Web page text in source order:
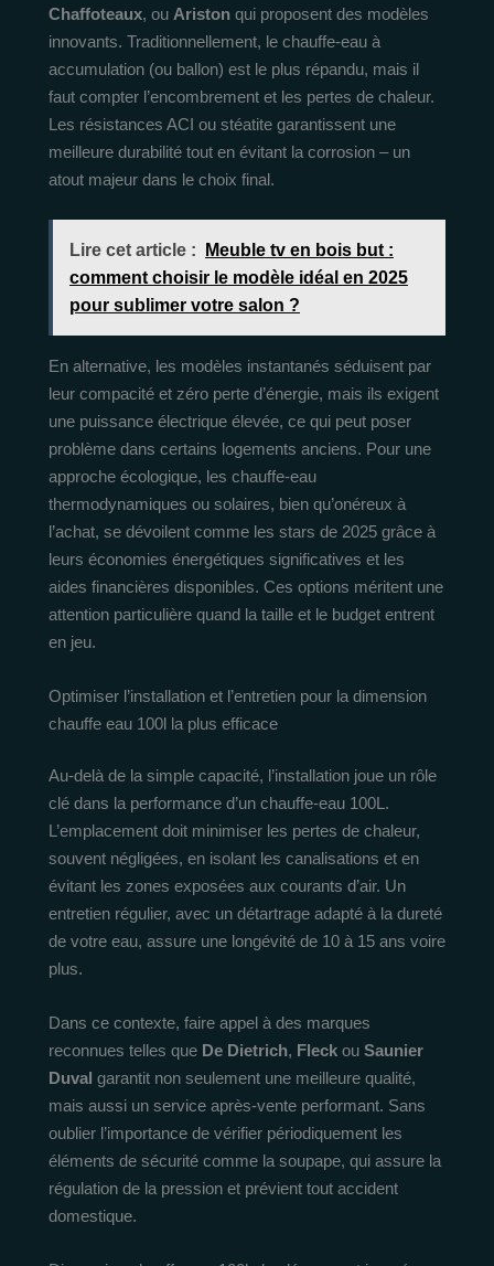
Chaffoteaux, ou Ariston qui proposent des modèles
innovants. Traditionnellement, le chauffe-eau à
accumulation (ou ballon) est le plus répandu, mais il
faut compter l’encombrement et les pertes de chaleur.
Les résistances ACI ou stéatite garantissent une
meilleure durabilité tout en évitant la corrosion – un
atout majeur dans le choix final.
Lire cet article :
Meuble tv en bois but :
comment choisir le modèle idéal en 2025
pour sublimer votre salon ?
En alternative, les modèles instantanés séduisent par
leur compacité et zéro perte d’énergie, mais ils exigent
une puissance électrique élevée, ce qui peut poser
problème dans certains logements anciens. Pour une
approche écologique, les chauffe-eau
thermodynamiques ou solaires, bien qu’onéreux à
l’achat, se dévoilent comme les stars de 2025 grâce à
leurs économies énergétiques significatives et les
aides financières disponibles. Ces options méritent une
attention particulière quand la taille et le budget entrent
en jeu.
Optimiser l’installation et l’entretien pour la dimension
chauffe eau 100l la plus efficace
Au-delà de la simple capacité, l’installation joue un rôle
clé dans la performance d’un chauffe-eau 100L.
L’emplacement doit minimiser les pertes de chaleur,
souvent négligées, en isolant les canalisations et en
évitant les zones exposées aux courants d’air. Un
entretien régulier, avec un détartrage adapté à la dureté
de votre eau, assure une longévité de 10 à 15 ans voire
plus.
Dans ce contexte, faire appel à des marques
reconnues telles que De Dietrich, Fleck ou Saunier
Duval garantit non seulement une meilleure qualité,
mais aussi un service après-vente performant. Sans
oublier l’importance de vérifier périodiquement les
éléments de sécurité comme la soupape, qui assure la
régulation de la pression et prévient tout accident
domestique.